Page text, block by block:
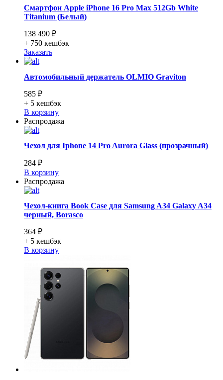
Смартфон Apple iPhone 16 Pro Max 512Gb White
Titanium (Белый)
138 490 ₽
+ 750 кешбэк
Заказать
Автомобильный держатель OLMIO Graviton
585 ₽
+ 5 кешбэк
В корзину
Распродажа
Чехол для Iphone 14 Pro Aurora Glass (прозрачный)
284 ₽
В корзину
Распродажа
Чехол-книга Book Case для Samsung A34 Galaxy A34
черный, Borasco
364 ₽
+ 5 кешбэк
В корзину